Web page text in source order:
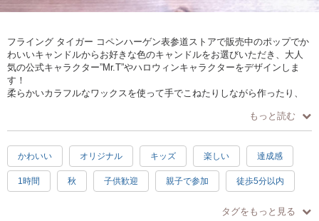
フライング タイガー コペンハーゲン表参道ストアで販売中のポップでか
わいいキャンドルからお好きな色のキャンドルをお選びいただき、大人
気の公式キャラクター”Mr.T”やハロウィンキャラクターをデザインしま
す！
柔らかいカラフルなワックスを使って手でこねたりしながら作ったり、
に自由に貼付デザインをしてゆきます。（ハロウィン以外の型もご用意
があります）
簡単なものから難易度の高いものまで、制作される方の年齢や好みによ
って調整が出来ますので小さなお子様でも安心して参加ができ、オリジ
ナルのキャンドルが出来上がります。
もっと読む
かわいい オリジナル キッズ 楽しい 達成感
1時間 秋 子供歓迎 親子で参加 徒歩5分以内
タグをもっと見る